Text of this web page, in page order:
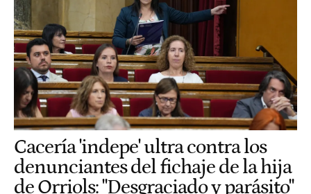
Cacería 'indepe' ultra contra los
denunciantes del fichaje de la hija
de Orriols: "Desgraciado y parásito"